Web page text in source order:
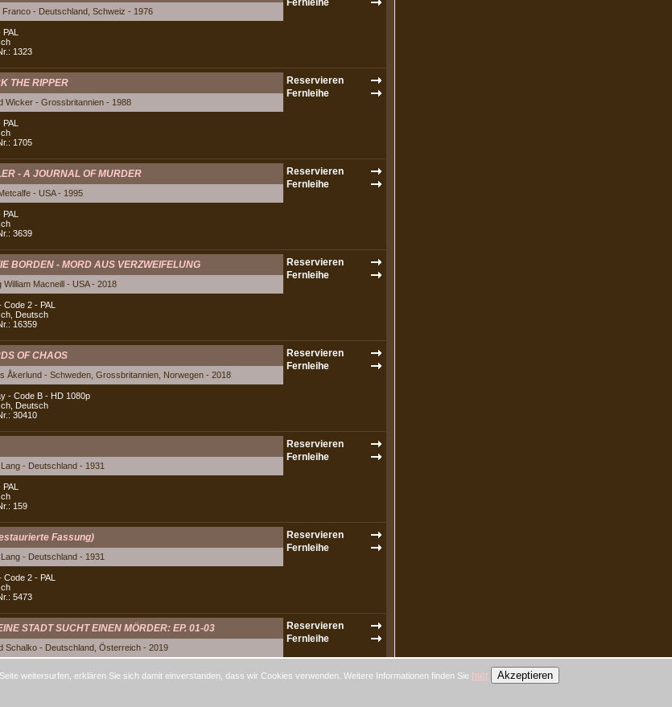
- Deutschland, Schweiz - 1976
1323
THE RIPPER
Wicker - Grossbritannien - 1988
1705
- A JOURNAL OF MURDER
- USA - 1995
3639
BORDEN - MORD AUS VERZWEIFELUNG
William Macneill - USA - 2018
Code 2 - PAL
Deutsch
16359
OF CHAOS
Åkerlund - Schweden, Grossbritannien, Norwegen - 2018
- Code B - HD 1080p
Deutsch
30410
- Deutschland - 1931
159
Fassung)
- Deutschland - 1931
Code 2 - PAL
5473
STADT SUCHT EINEN MÖRDER: EP. 01-03
Schalko - Deutschland, Österreich - 2019
weitersurfen, erklären Sie sich damit einverstanden, dass wir Cookies verwenden. Weitere Informationen finden Sie hier Akzeptieren